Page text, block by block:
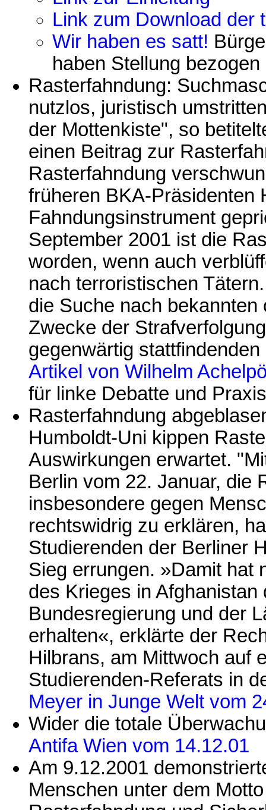
Link zum Download der
Wir haben es satt!
haben Stellung bezogen
Rasterfahndung:
nutzlos, juristisch
der Mottenkiste", so
einen Beitrag zur
Rasterfahndung
früheren BKA-Präsidenten
Fahndungsinstrument
September 2001 ist die
worden, wenn auch
nach terroristischen
die Suche nach
Zwecke der
gegenwärtig
Artikel von Wilhelm
für linke Debatte und
Rasterfahndung
Humboldt-Uni kippen
Auswirkungen erwartet.
Berlin vom 22. Januar, die
insbesondere gegen
rechtswidrig zu erklären,
Studierenden der Berliner
Sieg errungen. »Damit hat
des Krieges in
Bundesregierung und der
erhalten«, erklärte der
Hilbrans, am Mittwoch auf
Studierenden-Referats in
Meyer in Junge Welt vom
Wider die totale
Antifa Wien vom 14.12.01
Am 9.12.2001
Menschen unter dem